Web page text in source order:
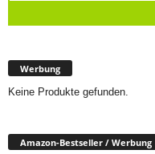
Werbung
Keine Produkte gefunden.
Amazon-Bestseller / Werbung